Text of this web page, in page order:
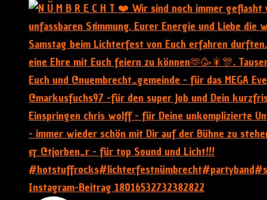
Instagram-Beitrag 18016532732382822